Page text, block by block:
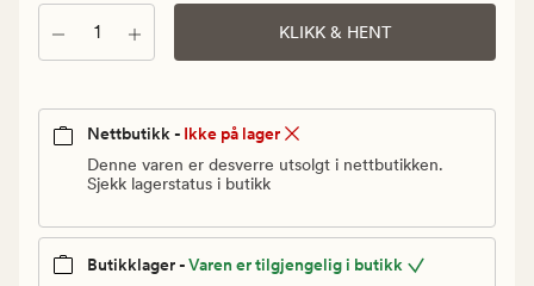
119,90
kr
Antall KLIKK & HENT
Nettbutikk - Ikke på lager
Denne varen er desverre utsolgt i nettbutikken.
Sjekk lagerstatus i butikk
Butikklager -Varen er tilgjengelig i butikk